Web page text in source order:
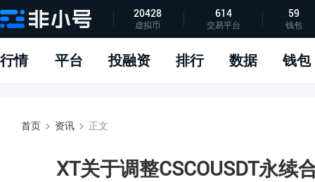
APP下载
指标说明
问题反馈
20428
虚拟币
614
交易平台
59
钱包
行情 平台 投融资 排行 数据 钱包
首页 资讯 正文
XT关于调整CSCOUSDT永续